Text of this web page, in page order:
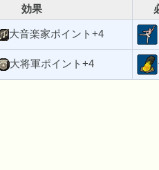
効果
大音楽家ポイント+4
大将軍ポイント+4